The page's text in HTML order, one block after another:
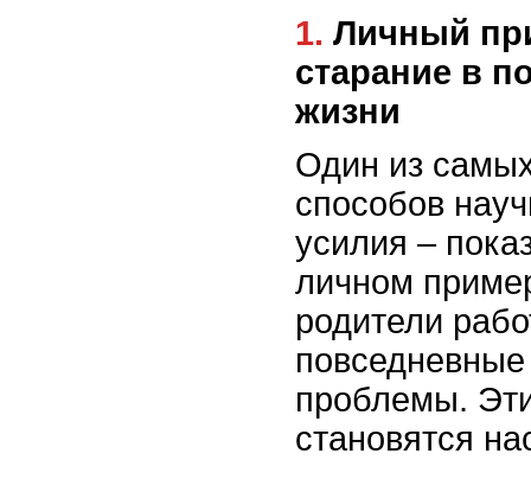
1. Личный пример: труд и
старание в
жизни
Один из
способов
усилия –
личном
родители
проблемы.
становятся